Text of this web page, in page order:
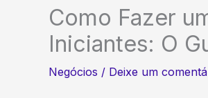
Como Fazer
Iniciantes: O
Negócios / Deixe um